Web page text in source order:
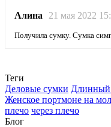
Алина 21 мая 2022
Получила сумку. Сумка
Теги
Деловые сумки Длинный
Женское портмоне на
плечо через плечо
Блог